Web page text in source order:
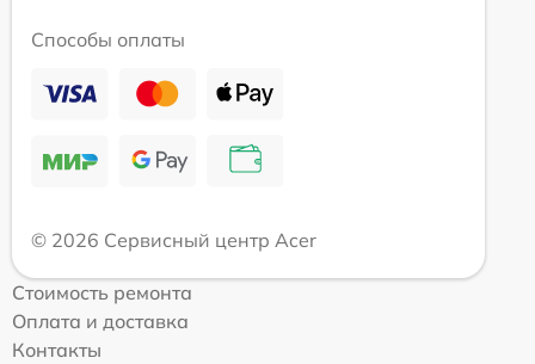
Способы оплаты
© 2026 Сервисный центр Acer
Стоимость ремонта
Оплата и доставка
Контакты